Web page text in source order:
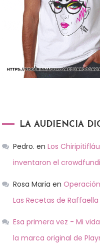
LA AUDIENCIA
Pedro. en Los
inventaron el
Rosa Maria en
Las Recetas de Raffaella
Esa primera vez - Mi vida
la marca original de